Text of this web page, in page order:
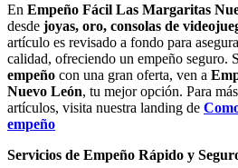
En Empeño Fácil Las Margaritas
desde joyas, oro, consolas de
artículo es revisado a fondo para
calidad, ofreciendo un empeño seguro.
empeño con una gran oferta, ven a
Nuevo León, tu mejor opción. Para
artículos, visita nuestra landing de
empeño
Servicios de Empeño Rápido y